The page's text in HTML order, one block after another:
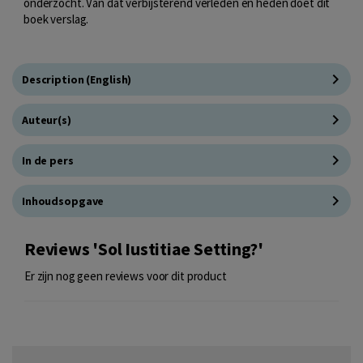
boek verslag.
Description (English)
Auteur(s)
In de pers
Inhoudsopgave
Reviews 'Sol Iustitiae Setting?'
Er zijn nog geen reviews voor dit product